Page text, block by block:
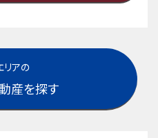
リアの
産を探す